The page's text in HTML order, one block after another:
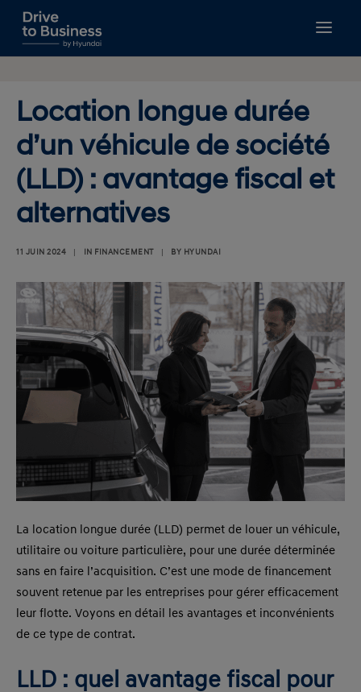
FISCALITÉ
FINANCEMENT
NOUVELLES MOBILITÉS
BIEN CHOISIR
RECHERCHE
Location longue durée
d’un véhicule de société
(LLD) : avantage fiscal et
alternatives
11 JUIN 2024 IN FINANCEMENT BY HYUNDAI
La location longue durée (LLD) permet de louer un véhicule,
utilitaire ou voiture particulière, pour une durée déterminée
sans en faire l’acquisition. C’est une mode de financement
souvent retenue par les entreprises pour gérer efficacement
leur flotte. Voyons en détail les avantages et inconvénients
de ce type de contrat.
LLD : quel avantage fiscal pour